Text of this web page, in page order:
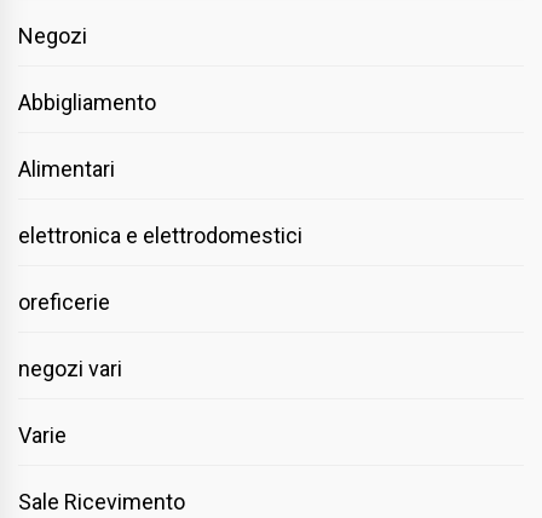
Negozi
Abbigliamento
Alimentari
elettronica e elettrodomestici
oreficerie
negozi vari
Varie
Sale Ricevimento